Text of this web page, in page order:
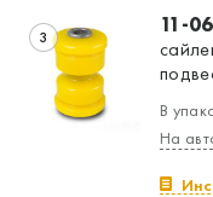
Да, верно
3 11-
В
На